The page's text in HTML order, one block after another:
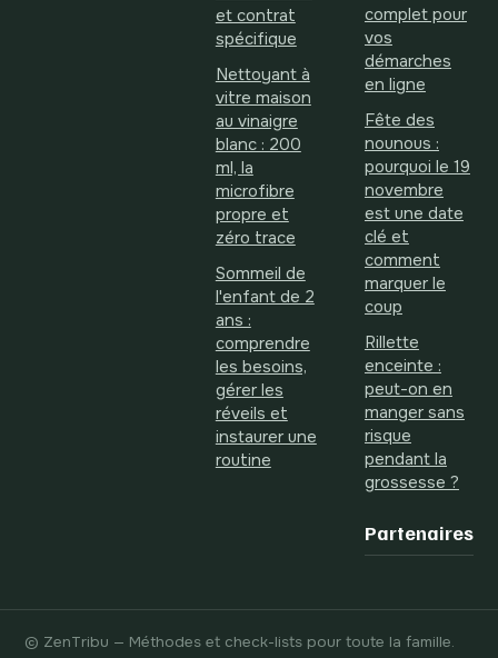
et contrat
spécifique
Nettoyant à
vitre maison
au vinaigre
blanc : 200
ml, la
microfibre
propre et
zéro trace
Sommeil de
l'enfant de 2
ans :
comprendre
les besoins,
gérer les
réveils et
instaurer une
routine
complet pour
vos
démarches
en ligne
Fête des
nounous :
pourquoi le 19
novembre
est une date
clé et
comment
marquer le
coup
Rillette
enceinte :
peut-on en
manger sans
risque
pendant la
grossesse ?
Partenaires
© ZenTribu — Méthodes et check-lists pour toute la famille.